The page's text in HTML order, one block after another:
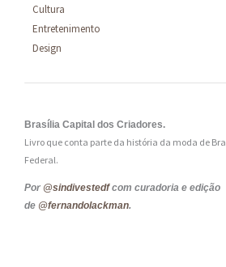
Cultura
Entretenimento
Design
Brasília Capital dos Criadores.
Livro que conta parte da história da moda de
Federal.
Por @sindivestedfcom curadoria e edição
de @fernandolackman.